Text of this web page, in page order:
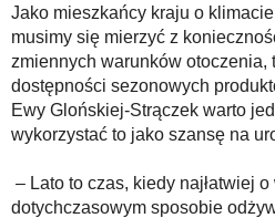
Jako mieszkańcy kraju o
musimy się mierzyć z
zmiennych warunków otoczenia,
dostępności sezonowych
Ewy Glońskiej-Strączek warto
wykorzystać to jako szansę na
– Lato to czas, kiedy najłatwiej
dotychczasowym sposobie